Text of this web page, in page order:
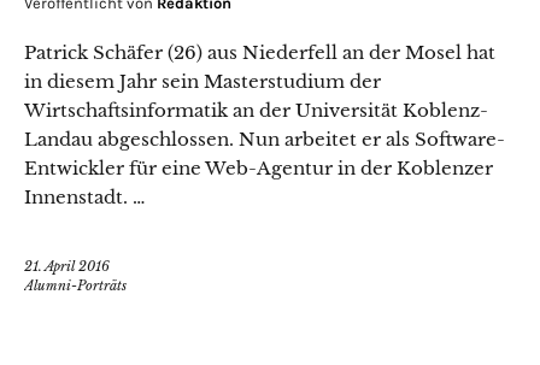
Patrick Schäfer (26) aus Niederfell an der Mosel hat
in diesem Jahr sein Masterstudium der
Wirtschaftsinformatik an der Universität Koblenz-
Landau abgeschlossen. Nun arbeitet er als Software-
Entwickler für eine Web-Agentur in der Koblenzer
Innenstadt. …
21. April 2016
Alumni-Porträts